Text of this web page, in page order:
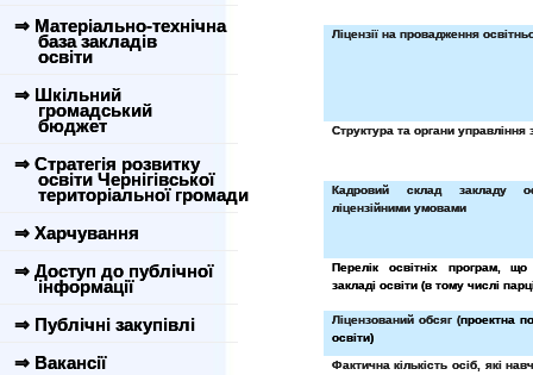
⇒ Матеріально-технічна
база закладів
освіти
⇒ Шкільний
громадський
бюджет
⇒ Стратегія розвитку
освіти Чернігівської
територіальної громади
⇒ Харчування
⇒ Доступ до публічної
інформації
⇒ Публічні закупівлі
⇒ Вакансії
Ліцензії на провадження
Структура та органи управління
Кадровий склад закладу
ліцензійними умовами
Перелік освітніх програм,
закладі освіти (в тому числі
Ліцензований обсяг (проектна
освіти)
Фактична кількість осіб, які